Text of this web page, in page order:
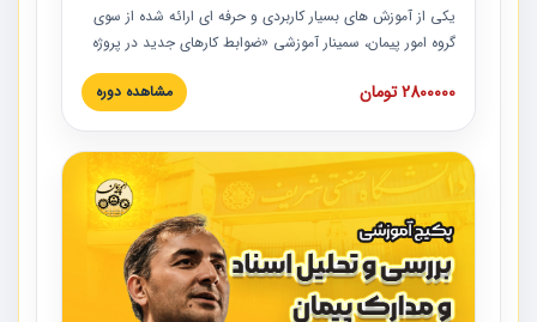
یکی از آموزش‏‏‏‏‏‏ های بسیار کاربردی و حرفه‏ ای ارائه شده از سوی
گروه امور پیمان، سمینار آموزشی «ضوابط کارهای جدید در پروژه
های عمرانی» چالش ها، تخلفات و راه حل ها با نگرش قراردادی
است که در محل سندیکای شرکت های ساختمانی کشور ارائه شد.
مدارک پیمان به همراه تجربیات عملی ارائه شده است.
2800000 تومان مشاهده دوره